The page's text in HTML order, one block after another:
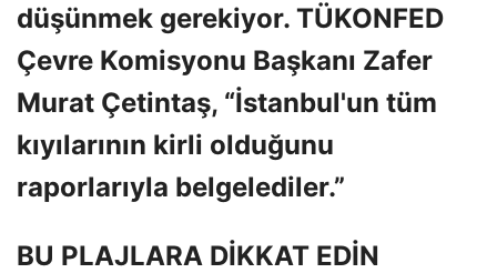
düşünmek gerekiyor. TÜKONFED
Çevre Komisyonu Başkanı Zafer
Murat Çetintaş, “İstanbul'un tüm
kıyılarının kirli olduğunu
raporlarıyla belgelediler.”
BU PLAJLARA DİKKAT EDİN